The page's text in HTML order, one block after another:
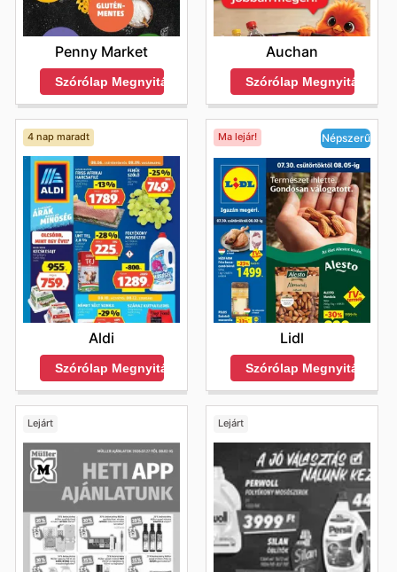
Penny Market
Szórólap Megnyitása
Auchan
Szórólap Megnyitása
4 nap maradt
Aldi
Szórólap Megnyitása
Ma lejár! Népszerű
Lidl
Szórólap Megnyitása
Lejárt Lejárt